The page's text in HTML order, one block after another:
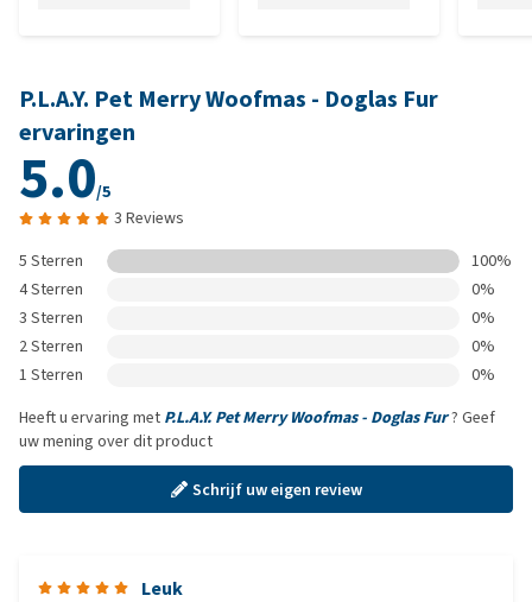
P.L.A.Y. Pet Merry Woofmas - Doglas Fur
ervaringen
5.0/5
3 Reviews
5 Sterren
100%
4 Sterren
0%
3 Sterren
0%
2 Sterren
0%
1 Sterren
0%
Heeft u ervaring met P.L.A.Y. Pet Merry Woofmas - Doglas Fur? Geef
uw mening over dit product
Schrijf uw eigen review
Leuk